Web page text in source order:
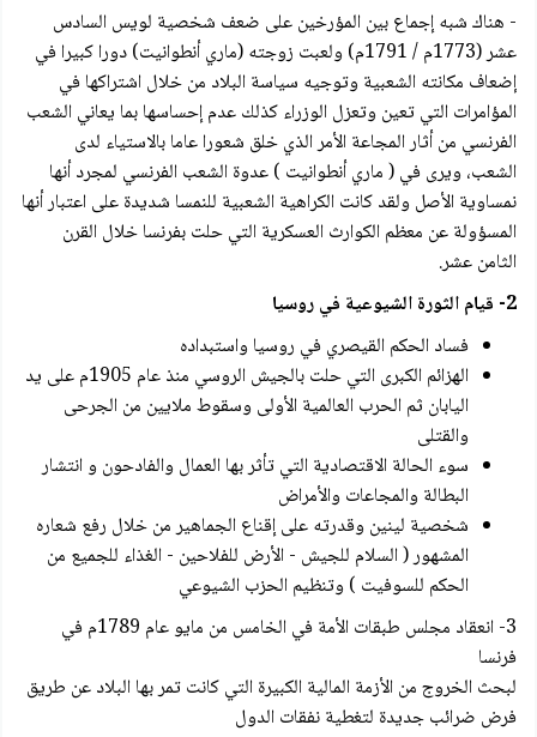
- هناك شبه إجماع بين المؤرخين على ضعف شخصية لويس السادس
عشر (1773م / 1791م) ولعبت زوجته (ماري أنطوانيت) دورا كبيرا في
إضعاف مكانته الشعبية وتوجيه سياسة البلاد من خلال اشتراكها في
المؤامرات التي تعين وتعزل الوزراء كذلك عدم إحساسها بما يعاني الشعب
الفرنسي من أثار المجاعة الأمر الذي خلق شعورا عاما بالاستياء لدى
الشعب، ويرى في ( ماري أنطوانيت ) عدوة الشعب الفرنسي لمجرد أنها
نمساوية الأصل ولقد كانت الكراهية الشعبية للنمسا شديدة على اعتبار أنها
المسؤولة عن معظم الكوارث العسكرية التي حلت بفرنسا خلال القرن
الثامن عشر.
2- قيام الثورة الشيوعية في روسيا
فساد الحكم القيصري في روسيا واستبداده
الهزائم الكبرى التي حلت بالجيش الروسي منذ عام 1905م على يد
اليابان ثم الحرب العالمية الأولى وسقوط ملايين من الجرحى
والقتلى
سوء الحالة الاقتصادية التي تأثر بها العمال والفادحون و انتشار
البطالة والمجاعات والأمراض
شخصية لينين وقدرته على إقناع الجماهير من خلال رفع شعاره
المشهور ( السلام للجيش - الأرض للفلاحين - الغذاء للجميع من
الحكم للسوفيت ) وتنظيم الحزب الشيوعي
3- انعقاد مجلس طبقات الأمة في الخامس من مايو عام 1789م في
فرنسا
لبحث الخروج من الأزمة المالية الكبيرة التي كانت تمر بها البلاد عن طريق
فرض ضرائب جديدة لتغطية نفقات الدول